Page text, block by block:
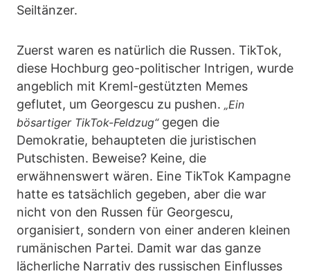
Seiltänzer.
Zuerst waren es natürlich die Russen. TikTok,
diese Hochburg geo-politischer Intrigen, wurde
angeblich mit Kreml-gestützten Memes
geflutet, um Georgescu zu pushen. „Ein
bösartiger TikTok-Feldzug“gegen die
Demokratie, behaupteten die juristischen
Putschisten. Beweise? Keine, die
erwähnenswert wären. Eine TikTok Kampagne
hatte es tatsächlich gegeben, aber die war
nicht von den Russen für Georgescu,
organisiert, sondern von einer anderen kleinen
rumänischen Partei. Damit war das ganze
lächerliche Narrativ des russischen Einflusses